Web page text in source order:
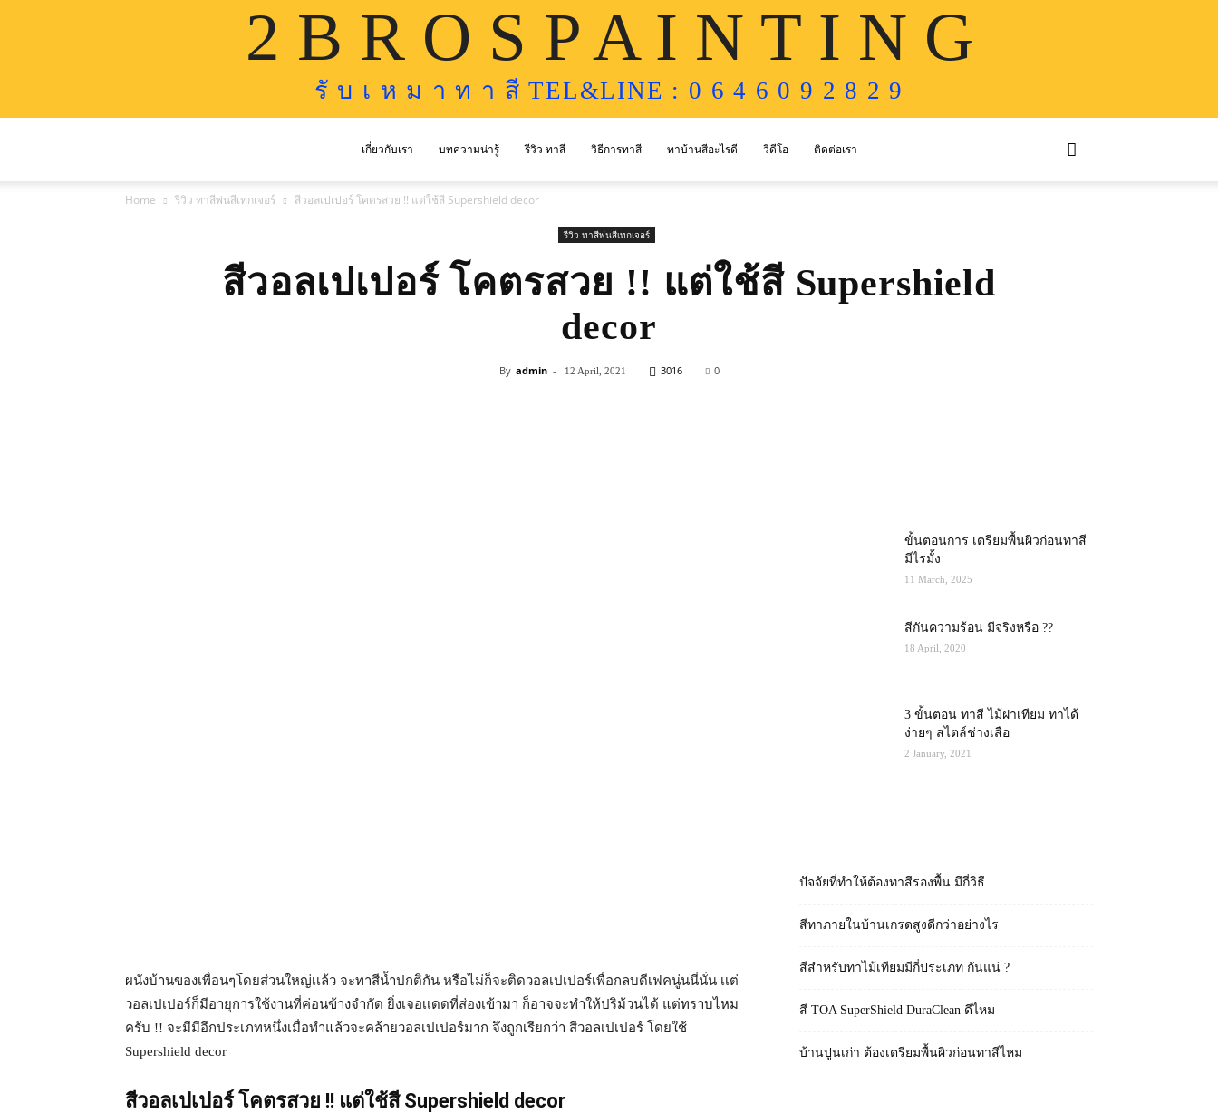
2 B R O S P A I N T I N G
รั บ เ ห ม า ท า สี TEL&LINE : 0 6 4 6 0 9 2 8 2 9
เกี่ยวกับเรา บทความน่ารู้ รีวิว ทาสี วิธีการทาสี ทาบ้านสีอะไรดี วีดีโอ ติดต่อเรา
Home รีวิว ทาสีพ่นสีเทกเจอร์ สีวอลเปเปอร์ โคตรสวย !! แต่ใช้สี Supershield decor
รีวิว ทาสีพ่นสีเทกเจอร์
สีวอลเปเปอร์ โคตรสวย !! แต่ใช้สี Supershield
decor
By admin - 12 April, 2021 3016 0
ผนังบ้านของเพื่อนๆโดยส่วนใหญ่เเล้ว จะทาสีน้ำปกติกัน หรือไม่ก็จะติดวอลเปเปอร์เพื่อกลบดีเฟคนู่นนี่นั่น เเต่
วอลเปเปอร์ก็มีอายุการใช้งานที่ค่อนข้างจำกัด ยิ่งเจอเเดดที่ส่องเข้ามา ก็อาจจะทำให้ปริม้วนได้ แต่ทราบไหม
ครับ !! จะมีมีอีกประเภทหนึ่งเมื่อทำแล้วจะคล้ายวอลเปเปอร์มาก จึงถูกเรียกว่า สีวอลเปเปอร์ โดยใช้
Supershield decor
สีวอลเปเปอร์ โคตรสวย !! แต่ใช้สี Supershield decor
ขั้นตอนการ เตรียมพื้นผิวก่อนทาสี
มีไรมั้ง
11 March, 2025
สีกันความร้อน มีจริงหรือ ??
18 April, 2020
3 ขั้นตอน ทาสี ไม้ฝาเทียม ทาได้
ง่ายๆ สไตล์ช่างเสือ
2 January, 2021
ปัจจัยที่ทำให้ต้องทาสีรองพื้น มีกี่วิธี
สีทาภายในบ้านเกรดสูงดีกว่าอย่างไร
สีสำหรับทาไม้เทียมมีกี่ประเภท กันแน่ ?
สี TOA SuperShield DuraClean ดีไหม
บ้านปูนเก่า ต้องเตรียมพื้นผิวก่อนทาสีไหม